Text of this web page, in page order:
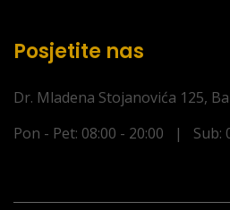
Posjetite nas
Dr. Mladena Stojanovića 125,
Pon - Pet: 08:00 - 20:00 |